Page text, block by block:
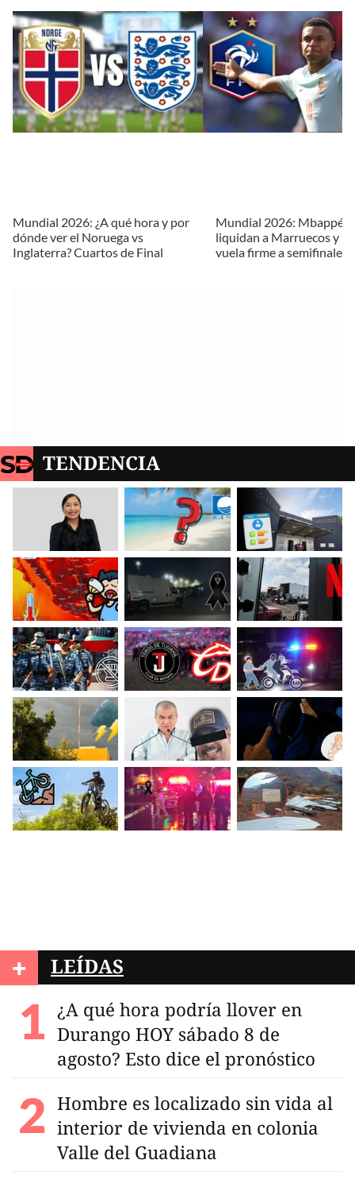
Mundial 2026: ¿A qué hora y por
dónde ver el Noruega vs
Inglaterra? Cuartos de Final
Mundial 2026: Mbappé y
liquidan a Marruecos y
vuela firme a semifinales
TENDENCIA
+ LEÍDAS
¿A qué hora podría llover en
Durango HOY sábado 8 de
agosto? Esto dice el pronóstico
Hombre es localizado sin vida al
interior de vivienda en colonia
Valle del Guadiana